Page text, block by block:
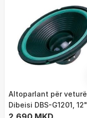
Altoparlant për veturë
Dibeisi DBS-G1201, 12",
140W, 4 Ohm